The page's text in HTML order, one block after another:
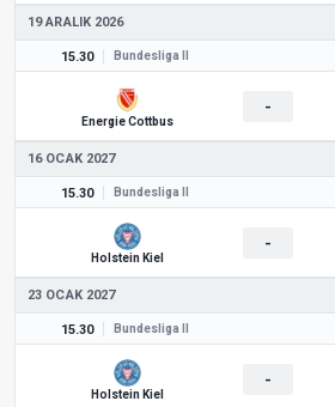
19 ARALIK 2026
15.30 Bundesliga II
Energie Cottbus
-
16 OCAK 2027
15.30 Bundesliga II
Holstein Kiel
-
23 OCAK 2027
15.30 Bundesliga II
Holstein Kiel
-